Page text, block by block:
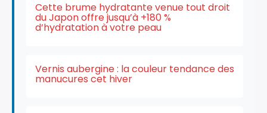
Cette brume hydratante venue tout droit
du Japon offre jusqu’à +180 %
d’hydratation à votre peau
Vernis aubergine : la couleur tendance des
manucures cet hiver